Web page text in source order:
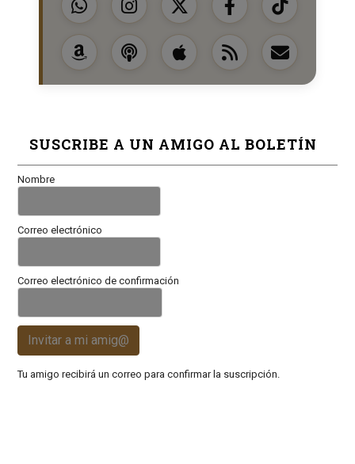
SUSCRIBE A UN AMIGO AL BOLETÍN
Nombre
Correo electrónico
Correo electrónico de confirmación
Invitar a mi amig@
Tu amigo recibirá un correo para confirmar la suscripción.